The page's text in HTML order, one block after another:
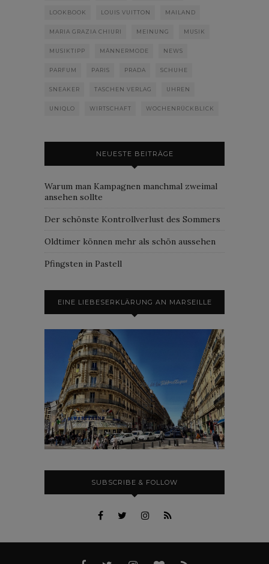
LOOKBOOK LOUIS VUITTON MAILAND
MARIA GRAZIA CHIURI MEINUNG MUSIK
MUSIKTIPP MÄNNERMODE NEWS
PARFUM PARIS PRADA SCHUHE
SNEAKER TASCHEN VERLAG UHREN
UNIQLO WIRTSCHAFT WOCHENRÜCKBLICK
NEUESTE BEITRÄGE
Warum man Kampagnen manchmal zweimal
ansehen sollte
Der schönste Kontrollverlust des Sommers
Oldtimer können mehr als schön aussehen
Pfingsten in Pastell
EINE LIEBESERKLÄRUNG AN MARSEILLE
SUBSCRIBE & FOLLOW